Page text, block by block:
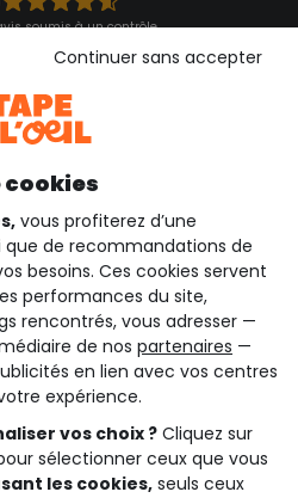
soumis à un contrôle
les CGU
cookies
vous profiterez d’une
de recommandations de
besoins. Ces cookies servent
performances du site,
rencontrés, vous adresser —
de nos partenaires —
en lien avec vos centres
expérience.
vos choix ? Cliquez sur
sélectionner ceux que vous
les cookies,seuls ceux
Continuer sans accepter